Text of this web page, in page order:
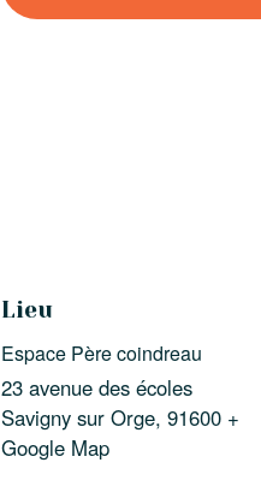
Lieu
Espace Père coindreau
23 avenue des écoles
Savigny sur Orge, 91600 +
Google Map